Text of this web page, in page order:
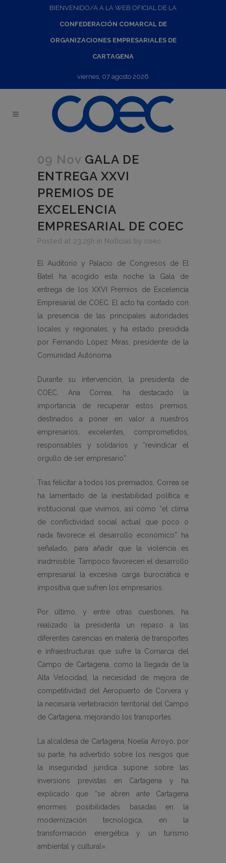
BIENVENIDO/A A LA WEB OFICIAL DE LA
CONFEDERACIÓN COMARCAL DE
ORGANIZACIONES EMPRESARIALES DE
CARTAGENA
viernes, 07 agosto 2026
09 Nov GALA DE
ENTREGA XXVI
PREMIOS DE
EXCELENCIA
EMPRESARIAL DE COEC
Posted at 23:25h in Noticias by coec
El Auditorio y Palacio de Congresos de El
Batel ha acogido esta noche la Gala de
entrega de los XXVI Premios de Excelencia
Empresarial de COEC. El acto ha contado con
la presencia de las principales autoridades
locales y regionales, y ha estado presidida
por Fernando López Miras, presidente de la
Comunidad Autónoma.
Durante su intervención, la presidenta de
COEC, Ana Correa, ha destacado la
importancia de recuperar estos premios,
destinados a poner en valor a nuestros
empresarios, excelentes, comprometidos,
responsables y solidarios y “revindicar el
orgullo de ser empresario”.
Tras felicitar a todos los premiados, Correa se
ha lamentado de la inestabilidad política e
institucional que vivimos, así cómo “el clima
de conflictividad social actual que poco o
nada favorece el desarrollo económico” ha
señalado, para añadir que la violencia es
inadmisible. Tampoco favorecen el desarrollo
empresarial la excesiva carga burocrática e
impositiva que sufren los empresarios.
Por último, y entre otras cuestiones, ha
realizado la presidenta un repaso a las
diferentes carencias en materia de transportes
e infraestructuras que sufre la Comarca del
Campo de Cartagena, como la llegada de la
Alta Velocidad, la necesidad de mejora de
competitividad del Aeropuerto de Corvera y
la necesaria vertebración territorial del Campo
de Cartagena, mejorando los transportes.
La alcaldesa de Cartagena, Noelia Arroyo, por
su parte, ha advertido sobre los riesgos que
la inseguridad juridica supone sobre las
inversions previstas en Cartagena y ha
explicado que “se abren ante Cartagena
enormes posibilidades basadas en la
modernización tecnológica, en la
transformación energética y un turismo
ambiental y cultural».